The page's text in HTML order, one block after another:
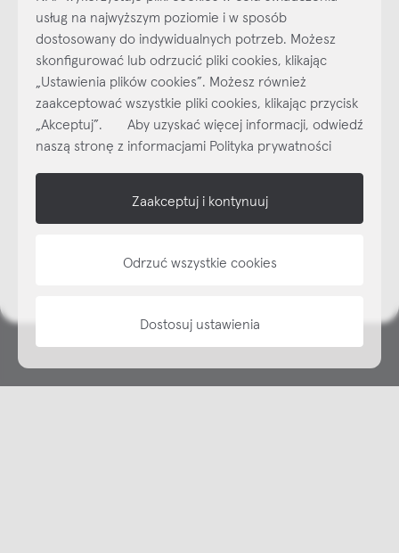
Najlepsze inspiracje i promocje na wyciągnięcie ręki, zapisz się już
dzisiaj do naszego cyklicznego newslettera!
SubskrybujNEWSLETTER
NAP
usług na najwyższym poziomie i w sposób
dostosowany do indywidualnych potrzeb. Możesz
skonfigurować lub odrzucić pliki cookies, klikając
„Ustawienia plików cookies”. Możesz również
zaakceptować wszystkie pliki cookies, klikając przycisk
„Akceptuj”. Aby uzyskać więcej informacji, odwiedź
naszą stronę z informacjami Polityka prywatności
Zaakceptuj i kontynuuj
Odrzuć wszystkie cookies
Dostosuj ustawienia